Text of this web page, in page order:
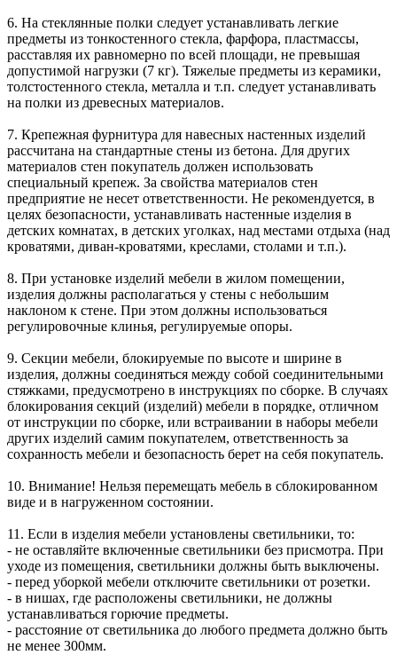
6. На стеклянные полки следует устанавливать легкие
предметы из тонкостенного стекла, фарфора, пластмассы,
расставляя их равномерно по всей площади, не превышая
допустимой нагрузки (7 кг). Тяжелые предметы из керамики,
толстостенного стекла, металла и т.п. следует устанавливать
на полки из древесных материалов.
7. Крепежная фурнитура для навесных настенных изделий
рассчитана на стандартные стены из бетона. Для других
материалов стен покупатель должен использовать
специальный крепеж. За свойства материалов стен
предприятие не несет ответственности. Не рекомендуется, в
целях безопасности, устанавливать настенные изделия в
детских комнатах, в детских уголках, над местами отдыха (над
кроватями, диван-кроватями, креслами, столами и т.п.).
8. При установке изделий мебели в жилом помещении,
изделия должны располагаться у стены с небольшим
наклоном к стене. При этом должны использоваться
регулировочные клинья, регулируемые опоры.
9. Секции мебели, блокируемые по высоте и ширине в
изделия, должны соединяться между собой соединительными
стяжками, предусмотрено в инструкциях по сборке. В случаях
блокирования секций (изделий) мебели в порядке, отличном
от инструкции по сборке, или встраивании в наборы мебели
других изделий самим покупателем, ответственность за
сохранность мебели и безопасность берет на себя покупатель.
10. Внимание! Нельзя перемещать мебель в сблокированном
виде и в нагруженном состоянии.
11. Если в изделия мебели установлены светильники, то:
- не оставляйте включенные светильники без присмотра. При
уходе из помещения, светильники должны быть выключены.
- перед уборкой мебели отключите светильники от розетки.
- в нишах, где расположены светильники, не должны
устанавливаться горючие предметы.
- расстояние от светильника до любого предмета должно быть
не менее 300мм.